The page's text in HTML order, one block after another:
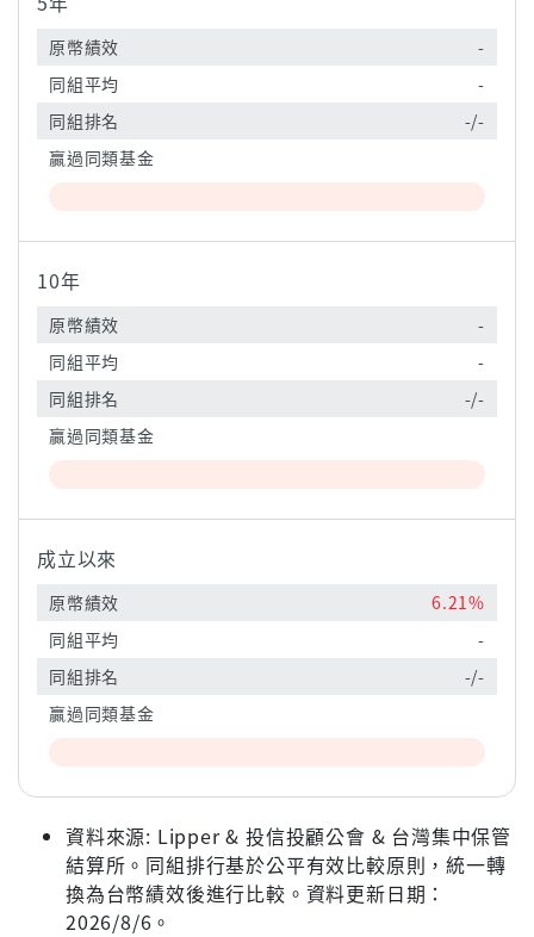
原幣績效
-
同組平均
-
同組排名
-/-
贏過同類基金
10年
原幣績效
-
同組平均
-
同組排名
-/-
贏過同類基金
成立以來
原幣績效
6.21%
同組平均
-
同組排名
-/-
贏過同類基金
資料來源: Lipper & 投信投顧公會 & 台灣集中保管
結算所。同組排行基於公平有效比較原則，統一轉
換為台幣績效後進行比較。資料更新日期：
2026/8/6。